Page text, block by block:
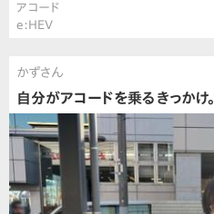
アコード
e:HEV
かずさん
自分がアコードを乗るきっかけ。